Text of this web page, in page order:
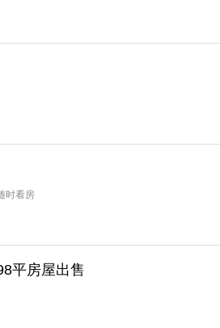
商管团队（华强商业）保驾护航，打造一站式的
时看房
平房屋出售